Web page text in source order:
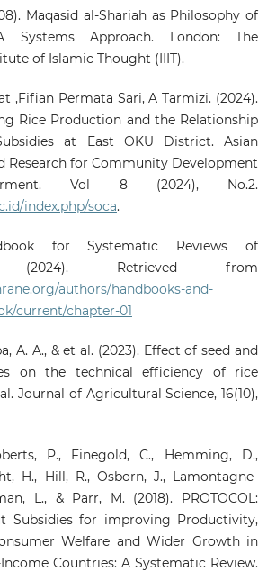
Maqasid al-Shariah as Philosophy of
Systems Approach. London: The
of Islamic Thought (IIIT).
,Fifian Permata Sari, A Tarmizi. (2024).
Rice Production and the Relationship
at East OKU District. Asian
Research for Community Development
Vol 8 (2024), No.2.
index.php/soca.
for Systematic Reviews of
(2024). Retrieved from
authors/handbooks-and-
current/chapter-01
A. A., & et al. (2023). Effect of seed and
on the technical efficiency of rice
Journal of Agricultural Science, 16(10),
P., Finegold, C., Hemming, D.,
H., Hill, R., Osborn, J., Lamontagne-
L., & Parr, M. (2018). PROTOCOL:
Subsidies for improving Productivity,
Welfare and Wider Growth in
Countries: A Systematic Review.